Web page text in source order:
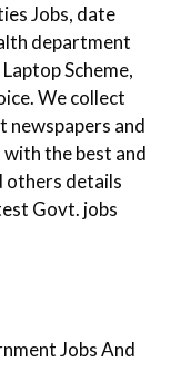
Jobs, date
department
Scheme,
We collect
and
the best and
others details
Govt. jobs
Jobs And